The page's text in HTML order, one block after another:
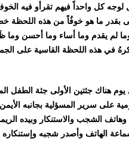
لوجه كل واحداً فيهم تقرأو فيه
بقدر ما هو خوفُاً من هذه اللحظة
لم يقدم وما أساء وما أحسن
في هذه اللحظة القاسية على
هناك جثتين الأولى جثة الطفل
على سرير المسؤلية بجانبه
وهاتف الشجب والاستنكار وبيده